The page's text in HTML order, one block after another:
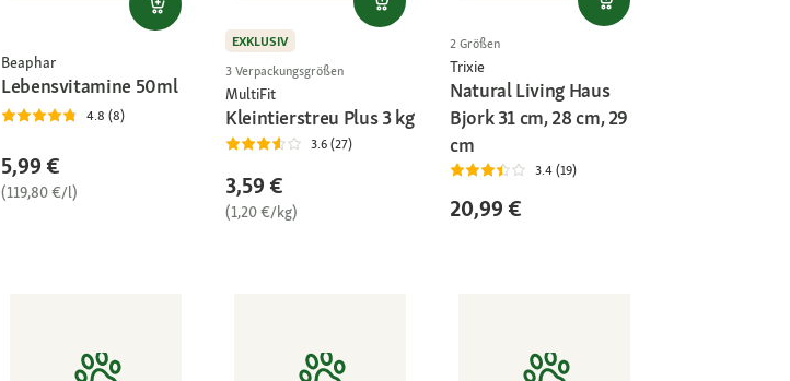
Beaphar
Lebensvitamine 50ml
4.8 (8)
5,99 €
(119,80 €/l)
EXKLUSIV
3 Verpackungsgrößen
MultiFit
Kleintierstreu Plus 3 kg
3.6 (27)
3,59 €
(1,20 €/kg)
2 Größen
Trixie
Natural Living Haus
Bjork 31 cm, 28 cm, 29
cm
3.4 (19)
20,99 €